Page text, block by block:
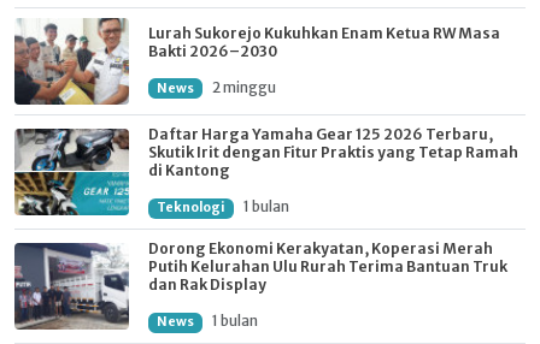
Lurah Sukorejo Kukuhkan Enam Ketua RW Masa
Bakti 2026–2030
News 2 minggu
Daftar Harga Yamaha Gear 125 2026 Terbaru,
Skutik Irit dengan Fitur Praktis yang Tetap Ramah
di Kantong
Teknologi 1 bulan
Dorong Ekonomi Kerakyatan, Koperasi Merah
Putih Kelurahan Ulu Rurah Terima Bantuan Truk
dan Rak Display
News 1 bulan